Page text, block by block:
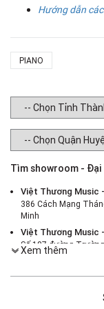
Hướng dẫn
PIANO
Tìm showroom - Đại
Việt Thương Music
386 Cách Mạng
Minh
Việt Thương Music
Số 187 đường
Hà Nội
Việt Thương Music
Việt Thương
Xem thêm